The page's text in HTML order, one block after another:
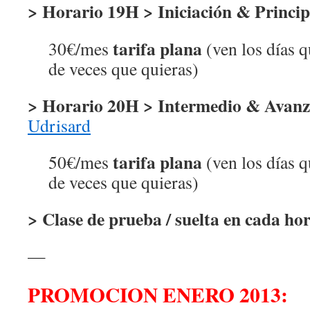
> Horario 19H > Iniciación &
30€/mes tarifa plana (ven los días
de veces que quieras)
> Horario 20H > Intermedio &
Udrisard
50€/mes tarifa plana (ven los días
de veces que quieras)
> Clase de prueba / suelta en cada
—
PROMOCION ENERO 2013: